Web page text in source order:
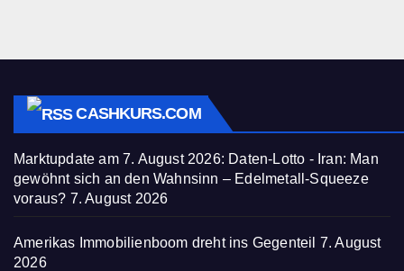
CASHKURS.COM
Marktupdate am 7. August 2026: Daten-Lotto - Iran: Man
gewöhnt sich an den Wahnsinn – Edelmetall-Squeeze
voraus? 7. August 2026
Amerikas Immobilienboom dreht ins Gegenteil 7. August
2026